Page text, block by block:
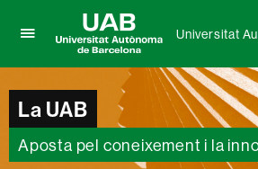
per
desplegar
el
menú
de
Universitat
Autònoma
de
Universitat
La UAB
Aposta pel coneixement i la